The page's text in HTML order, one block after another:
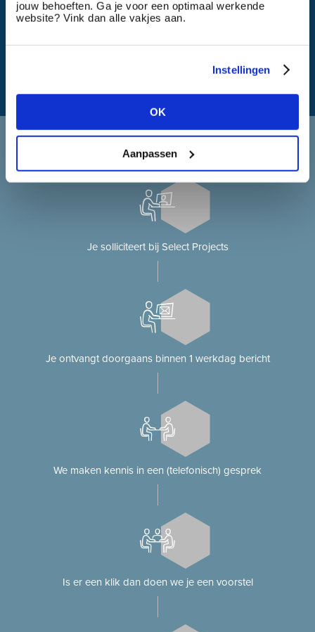
jouw behoeften. Ga je voor een optimaal werkende
website? Vink dan alle vakjes aan.
Instellingen
OK
Aanpassen
Wat is mijn reistijd?
Solliciteren bij Select Projects
Je solliciteert op onze website?
Je solliciteert bij Select Projects
Je ontvangt doorgaans binnen 1 werkdag bericht
We maken kennis in een (telefonisch) gesprek
Is er een klik dan doen we je een voorstel